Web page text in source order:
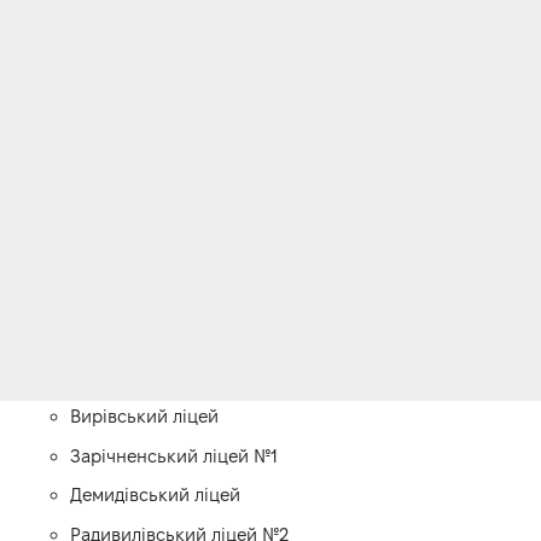
Вирівський ліцей
Зарічненський ліцей №1
Демидівський ліцей
Радивилівський ліцей №2